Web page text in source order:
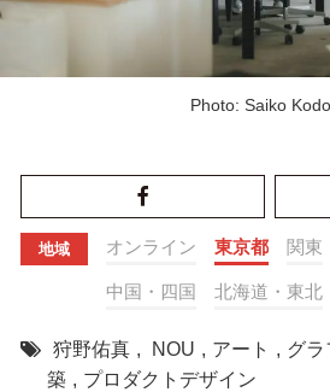
Photo: Saiko
地域 オンライン 東京都 関東
中国・四国 北海道・東北
狩野佑真 , NOU , アート , グラ
築 , プロダクトデザイン